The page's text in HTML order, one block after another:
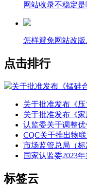
网站收录不稳定
怎样避免网站改
点击排行
关于批准发布《锰硅
关于批准发布《
关于批准发布《
认监委关于调整
CQC关于推出物
市场监管总局（
国家认监委2023
标签云